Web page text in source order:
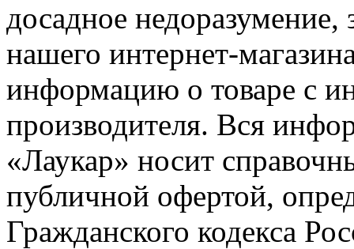
досадное недоразумение,
нашего интернет-
информацию о товаре с
производителя. Вся
«Лаукар» носит
публичной офертой,
Гражданского кодекса